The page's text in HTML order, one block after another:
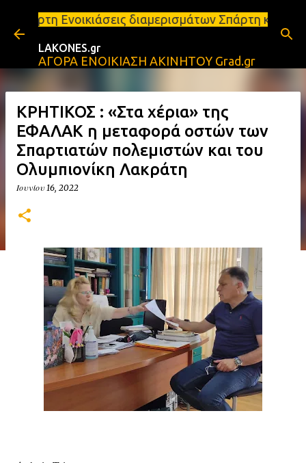
Μετάβαση στο κύριο περιεχόμενο
διαμερισμάτων Σπάρτη και Λακωνία
LAKONES.gr
ΑΓΟΡΑ ΕΝΟΙΚΙΑΣΗ ΑΚΙΝΗΤΟΥ Grad.gr
ΚΡΗΤΙΚΟΣ : «Στα χέρια» της
ΕΦΑΛΑΚ η μεταφορά οστών των
Σπαρτιατών πολεμιστών και του
Ολυμπιονίκη Λακράτη
Ιουνίου 16, 2022